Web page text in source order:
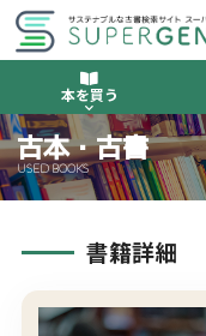
本を買う
古本・古書
USED BOOKS
書籍詳細